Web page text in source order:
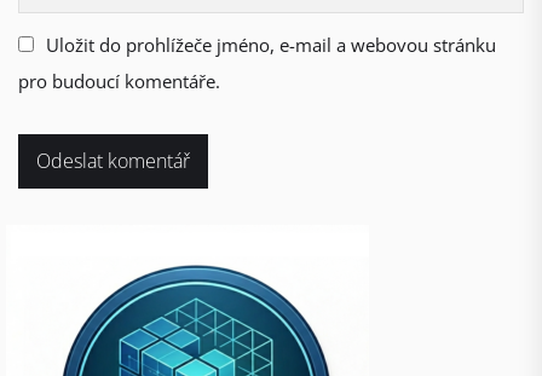
Uložit do prohlížeče jméno, e-mail a webovou stránku
pro budoucí komentáře.